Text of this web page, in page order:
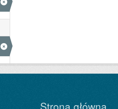
Strona główna